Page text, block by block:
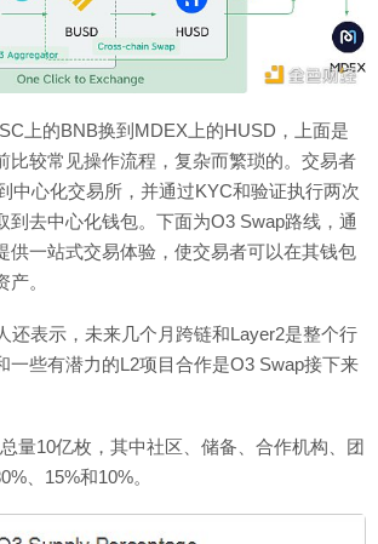
上的BNB换到MDEX上的HUSD，上面是
比较常见操作流程，复杂而繁琐的。交易者
中心化交易所，并通过KYC和验证执行两次
到去中心化钱包。下面为O3 Swap路线，通
供一站式交易体验，使交易者可以在其钱包
。
还表示，未来几个月跨链和Layer2是整个行
一些有潜力的L2项目合作是O3 Swap接下来
量10亿枚，其中社区、储备、合作机构、团
、15%和10%。